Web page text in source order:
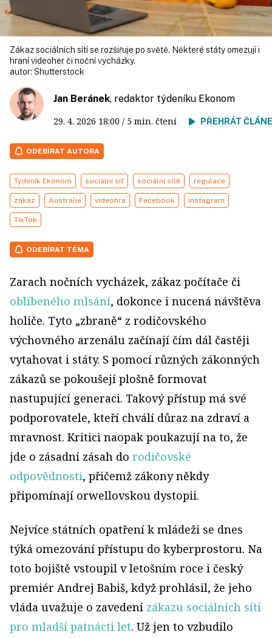
Zákaz sociálních sítí se rozšiřuje po světě. Některé státy omezují i
hraní videoher či noční vycházky.
autor: Shutterstock
Jan Beránek, redaktor týdeníku Ekonom
29. 4. 2026 18:00 / 5 min. čtení PŘEHRÁT
ODEBÍRAT AUTORA
Týdeník Ekonom sociální síť sociální sítě regulace
zákaz Austrálie videohra Facebook Instagram
TikTok
ODEBÍRAT TÉMA
Zarach nočních vycházek, zákaz počítače či
oblíbeného mlsání, dokonce i nucená návštěva
holiče. Tyto „zbraně“ z rodičovského
výchovného arzenálu začínají čím dál častěji
vytahovat i státy. S pomocí různých zákonných
zákazů se pokoušejí plošně formovat
nastupující generaci. Takový přístup má své
podporovatele, kteří chválí důraz na zdraví a
mravnost. Kritici naopak poukazují na to, že
jde o zásadní zásah do rodičovské
odpovědnosti, přičemž zákony někdy
připomínají orwellovskou dystopii.
Nejvíce státních opatření k mládeži se dnes
týká omezování přístupu do kyberprostoru. Na
toto bojiště vstoupil v letošním roce i český
premiér Andrej Babiš, když prohlásil, že jeho
vláda uvažuje o zavedení zákazu sociálních sítí
pro mladší patnácti let. Už jen to vzbudilo